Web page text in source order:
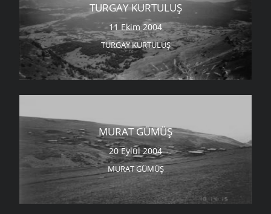
TURGAY KURTULUŞ
11 Ekim 2004
TURGAY KURTULUŞ
MURAT GÜMÜŞ
20 Eylül 2004
MURAT GÜMÜŞ